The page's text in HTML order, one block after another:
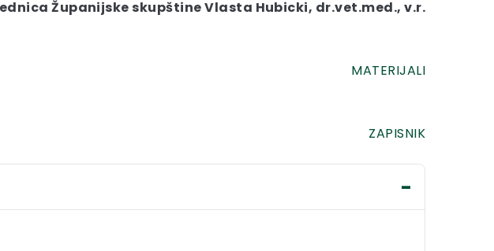
Županijske skupštine Vlasta Hubicki, dr.vet.med., v.r.
MATERIJALI
ZAPISNIK